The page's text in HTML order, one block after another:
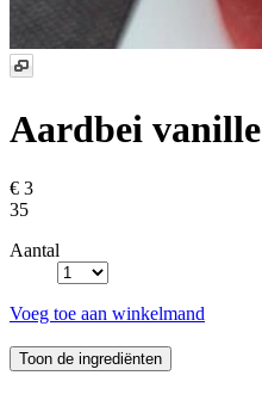
Aardbei vanille
€ 3
35
Aantal
Voeg toe aan winkelmand